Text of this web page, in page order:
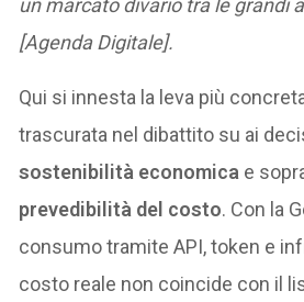
un marcato divario tra le grandi
[Agenda Digitale].
Qui si innesta la leva più
trascurata nel dibattito su ai
sostenibilità economica e
prevedibilità del costo. Con la
consumo tramite API, token e
costo reale non coincide con il